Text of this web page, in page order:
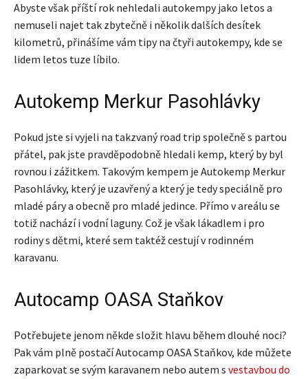
Abyste však příští rok nehledali autokempy jako letos a
nemuseli najet tak zbytečně i několik dalších desítek
kilometrů, přinášíme vám tipy na čtyři autokempy, kde se
lidem letos tuze líbilo.
Autokemp Merkur Pasohlávky
Pokud jste si vyjeli na takzvaný road trip společně s partou
přátel, pak jste pravděpodobně hledali kemp, který by byl
rovnou i zážitkem. Takovým kempem je Autokemp Merkur
Pasohlávky, který je uzavřený a který je tedy speciálně pro
mladé páry a obecně pro mladé jedince. Přímo v areálu se
totiž nachází i vodní laguny. Což je však lákadlem i pro
rodiny s dětmi, které sem taktéž cestují v rodinném
karavanu.
Autocamp OASA Staňkov
Potřebujete jenom někde složit hlavu během dlouhé noci?
Pak vám plně postačí Autocamp OASA Staňkov, kde můžete
zaparkovat se svým karavanem nebo autem s vestavbou do